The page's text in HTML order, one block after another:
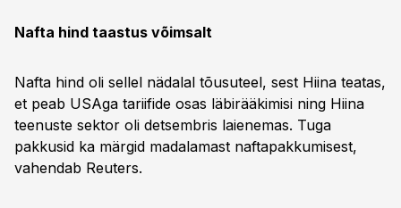
Nafta hind taastus võimsalt
Nafta hind oli sellel nädalal tõusuteel, sest Hiina teatas,
et peab USAga tariifide osas läbirääkimisi ning Hiina
teenuste sektor oli detsembris laienemas. Tuga
pakkusid ka märgid madalamast naftapakkumisest,
vahendab Reuters.